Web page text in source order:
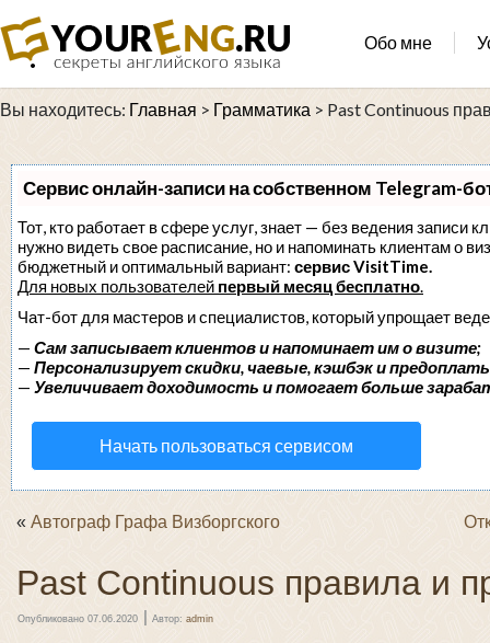
Обо мне
Вы находитесь: Главная > Грамматика > Past Continuous
Сервис онлайн-записи на собственном Telegram-
Тот, кто работает в сфере услуг, знает — без ведения записи
нужно видеть свое расписание, но и напоминать клиентам о
бюджетный и оптимальный вариант: сервис VisitTime.
Для новых пользователей первый месяц бесплатно.
Чат-бот для мастеров и специалистов, который упрощает
— Сам записывает клиентов и напоминает им о визите;
— Персонализирует скидки, чаевые, кэшбэк и
— Увеличивает доходимость и помогает больше
Начать пользоваться сервисом
« Автограф Графа Визборгского
Past Continuous правила и
Опубликовано 07.06.2020 | Автор: admin